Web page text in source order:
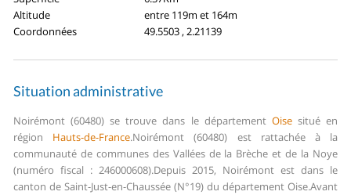
Altitude
entre 119m et 164m
Coordonnées
49.5503 , 2.21139
Situation administrative
Noirémont (60480) se trouve dans le département Oisesitué en
région Hauts-de-France.Noirémont (60480) est rattachée à la
communauté de communes des Vallées de la Brèche et de la Noye
(numéro fiscal : 246000608).Depuis 2015, Noirémont est dans le
canton de Saint-Just-en-Chaussée (N°19) du département Oise.Avant